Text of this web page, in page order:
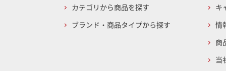
カテゴリから商品を探す
ブランド・商品タイプから探す
キ
情
商
当